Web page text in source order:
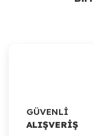
GÜVENLİ
ALIŞVERİŞ